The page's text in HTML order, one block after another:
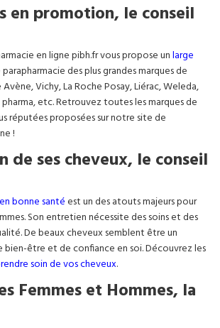
en promotion, le conseil
en ligne pibh.fr vous propose unlarge
des plus grandes marques de
Vichy, La Roche Posay, Liérac, Weleda,
etc. Retrouvez toutes les marques de
réputées proposées sur notre site de
!
de ses cheveux, le conseil
bonne santéest un des atouts majeurs pour
Son entretien nécessite des soins et des
De beaux cheveux semblent être un
être et de confiance en soi. Découvrez les
soin de vos cheveux.
Femmes et Hommes, la